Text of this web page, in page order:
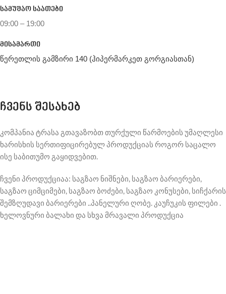
სამუშაო საათები
09:00 – 19:00
მისამართი
წერეთლის გამზირი 140 (ჰიპერმარკეთ გორგიასთან)
ჩვენს შესახებ
კომპანია ტრასა გთავაზობთ თურქული წარმოების უმაღლესი
ხარისხის სერთიფიცირებულ პროდუქციას როგორ საცალო
ისე საბითუმო გაყიდვებით.
ჩვენი პროდუქციაა: საგზაო ნიშნები, საგზაო ბარიერები,
საგზაო ციმციმები, საგზაო ბოძები, საგზაო კონუსები, სიჩქარის
შემზღუდავი ბარიერები ..პანელური ღობე. კაუჩუკის ფილები .
ხელოვნური ბალახი და სხვა მრავალი პროდუქცია